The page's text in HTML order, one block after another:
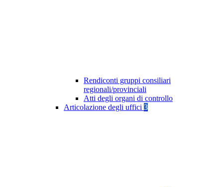
Rendiconti gruppi consiliari
regionali/provinciali
Atti degli organi di controllo
Articolazione degli uffici 3